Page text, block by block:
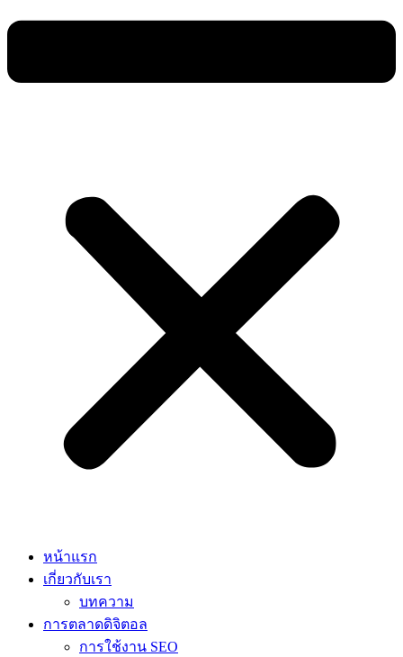
หน้าแรก
เกี่ยวกับเรา
บทความ
การตลาดดิจิตอล
การใช้งาน SEO